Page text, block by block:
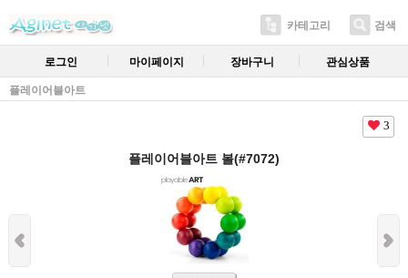
카테고리 검색
로그인 마이페이지 장바구니 관심상품
플레이어블아트
3
플레이어블아트 볼(#7072)